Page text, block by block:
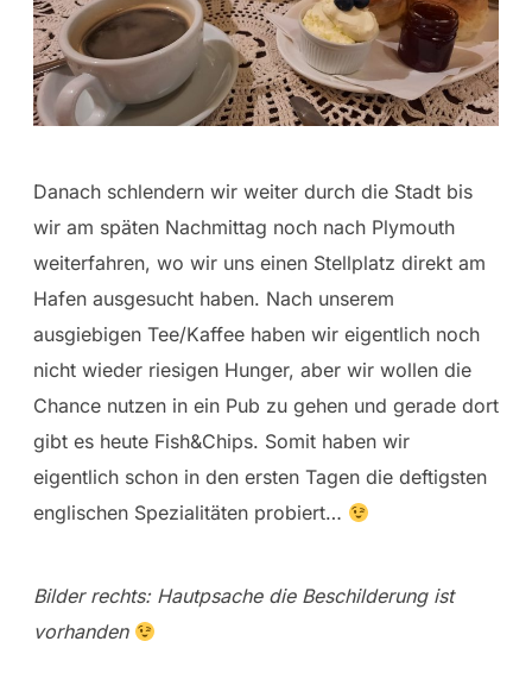
Danach schlendern wir weiter durch die Stadt bis
wir am späten Nachmittag noch nach Plymouth
weiterfahren, wo wir uns einen Stellplatz direkt am
Hafen ausgesucht haben. Nach unserem
ausgiebigen Tee/Kaffee haben wir eigentlich noch
nicht wieder riesigen Hunger, aber wir wollen die
Chance nutzen in ein Pub zu gehen und gerade dort
gibt es heute Fish&Chips. Somit haben wir
eigentlich schon in den ersten Tagen die deftigsten
englischen Spezialitäten probiert…
Bilder rechts: Hautpsache die Beschilderung ist
vorhanden